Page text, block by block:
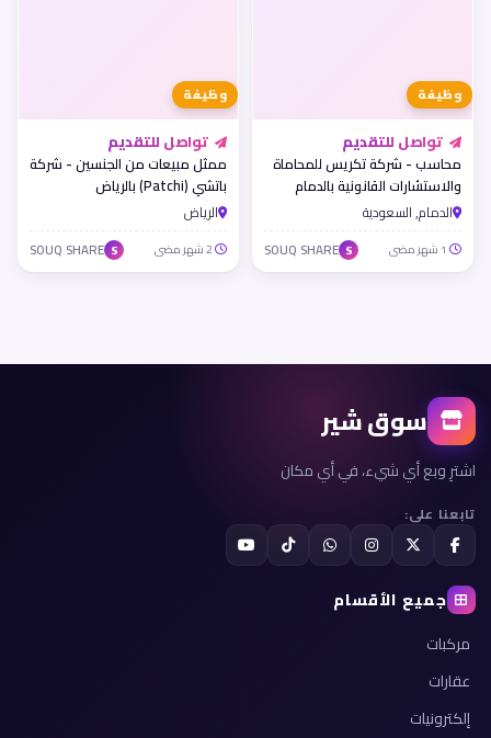
وظيفة
تواصل للتقديم
محاسب - شركة تكريس للمحاماة
والاستشارات القانونية بالدمام
الدمام, السعودية
S
SOUQ SHARE
وظيفة
تواصل للتقديم
ممثل مبيعات من الجنسين - شركة
باتشي (Patchi) بالرياض
الرياض
S
SOUQ SHARE
سوق شير
اشترِ وبع أي شيء، في أي مكان
تابعنا على:
جميع الأقسام
مركبات
عقارات
إلكترونيات